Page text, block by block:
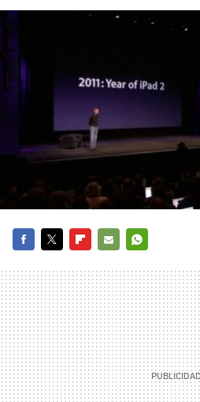
MAIL